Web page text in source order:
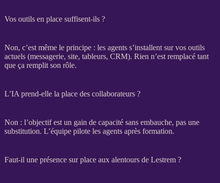
Vos outils en place suffisent-ils ?
Non, c’est même le principe : les agentss’installent sur vos outils
actuels (messagerie, site, tableurs, CRM). Rien n’est remplacé tant
que ça remplit son rôle.
L’IA prend-elle la place des collaborateurs ?
Non : l’objectif est un gain de capacité sans embauche, pas une
substitution. L’équipe pilote les agentsaprès formation.
Faut-il une présence sur place aux alentours de Lestrem ?